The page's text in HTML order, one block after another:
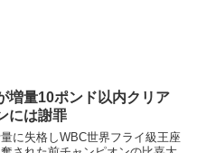
増量10ポンド以内クリア
には謝罪
に失格しWBC世界フライ級王座